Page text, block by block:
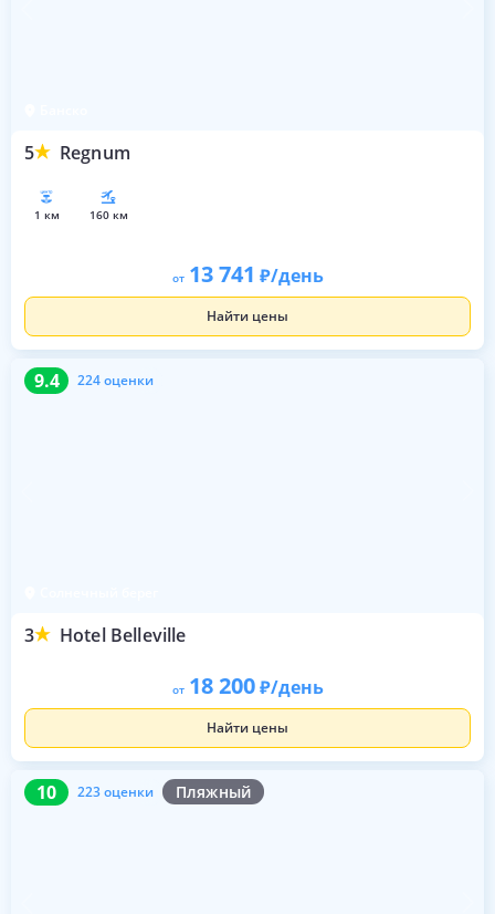
5 Regnum
1 км 160 км
от 13 741 /день
Найти цены
9.4 224 оценки
3 Hotel Belleville
9.4 224 оценки
от 18 200 /день
Найти цены
10 223 оценки Пляжный
10 223 оценки